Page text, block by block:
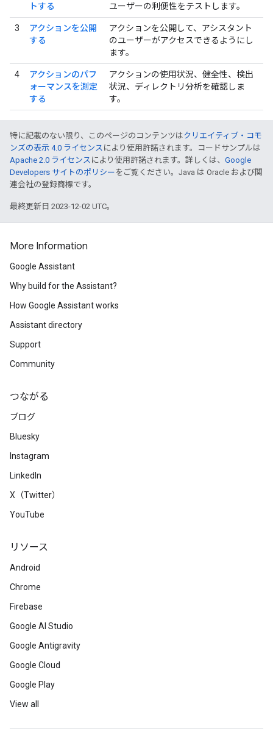
トする
ユーザーの利便性をテストします。
3
アクションを公開
する
アクションを公開して、アシスタント
のユーザーがアクセスできるようにし
ます。
4
アクションのパフ
ォーマンスを測定
する
アクションの使用状況、健全性、検出
状況、ディレクトリ分析を確認しま
す。
特に記載のない限り、このページのコンテンツはクリエイティブ・コモ
ンズの表示 4.0 ライセンス により使用許諾されます。コードサンプルは
Apache 2.0 ライセンス により使用許諾されます。詳しくは、 Google
Developers サイトのポリシー をご覧ください。Java は Oracle および関
連会社の登録商標です。
最終更新日 2023-12-02 UTC。
More Information
Google Assistant
Why build for the Assistant?
How Google Assistant works
Assistant directory
Support
Community
つながる
ブログ
Bluesky
Instagram
LinkedIn
X（Twitter）
YouTube
リソース
Android
Chrome
Firebase
Google AI Studio
Google Antigravity
Google Cloud
Google Play
View all